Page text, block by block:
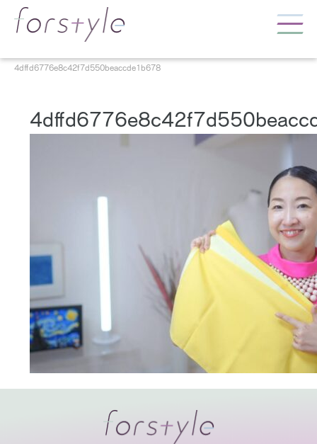
4dffd6776e8c42f7d550beaccde1b678